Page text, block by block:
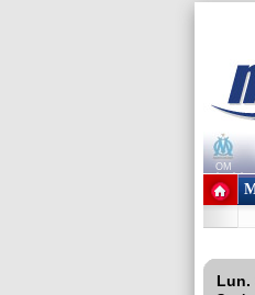
OM
+ de clubs
Lun.